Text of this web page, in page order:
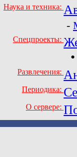
Наука и техника:
-
Спецпроекты:
•
Развлечения:
Периодика:
О сервере: